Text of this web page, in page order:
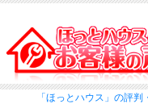
「ほっとハウス」の評